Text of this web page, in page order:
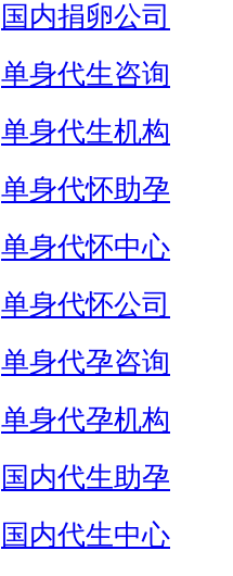
国内捐卵公司
单身代生咨询
单身代生机构
单身代怀助孕
单身代怀中心
单身代怀公司
单身代孕咨询
单身代孕机构
国内代生助孕
国内代生中心